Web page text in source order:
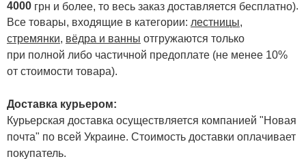
4000 грн и более, то весь заказ доставляется бесплатно).
Все товары, входящие в категории: лестницы,
стремянки, вёдра и ванны отгружаются только
при полной либо частичной предоплате (не менее 10%
от стоимости товара).
Доставка курьером:
Курьерская доставка осуществляется компанией "Новая
почта" по всей Украине. Стоимость доставки оплачивает
покупатель.